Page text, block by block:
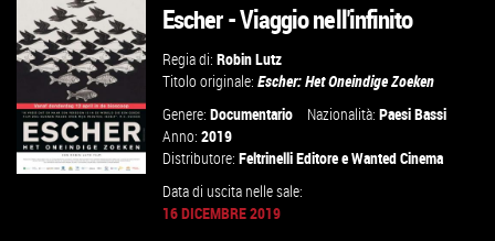
GUARDA IL TRAILER
VAI ALLA SCHEDA
Escher - Viaggio nell'infinito
Regia di:Robin Lutz
Titolo originale:Escher: Het Oneindige Zoeken
Genere:Documentario Nazionalità:Paesi Bassi
Anno:2019
Distributore:Feltrinelli EditoreeWanted Cinema
Data di uscita nelle sale:
16 DICEMBRE 2019